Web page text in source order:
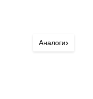
Аналоги›